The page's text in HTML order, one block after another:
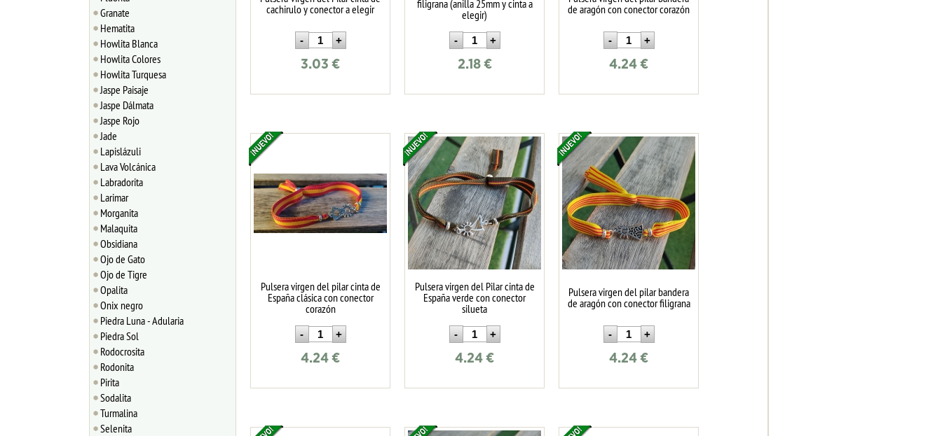
Granate
Hematita
Howlita Blanca
Howlita Colores
Howlita Turquesa
Jaspe Paisaje
Jaspe Dálmata
Jaspe Rojo
Jade
Lapislázuli
Lava Volcánica
Labradorita
Larimar
Morganita
Malaquita
Obsidiana
Ojo de Gato
Ojo de Tigre
Opalita
Onix negro
Piedra Luna - Adularia
Piedra Sol
Rodocrosita
Rodonita
Pirita
Sodalita
Turmalina
Selenita
cachirulo y conector a elegir
3.03 €
filigrana (anilla 25mm y cinta a
elegir)
2.18€
de aragón con conector corazón
4.24 €
Pulsera virgen del pilar cinta de
España clásica con conector
corazón
4.24 €
Pulsera virgen del Pilar cinta de
España verde con conector
silueta
4.24 €
Pulsera virgen del pilar bandera
de aragón con conector filigrana
4.24 €